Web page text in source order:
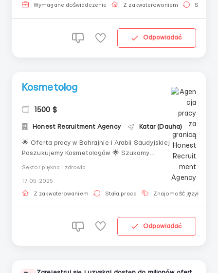
pracy: 6/1, zakwaterowanie, przejazd, wiz...
Wymagane doświadczenie Z zakwaterowaniem Stała
Odpowiadać
Kosmetolog
1500 $
Honest Recruitment Agency Katar (Dauha)
🌟 Oferta pracy w Bahrajnie i Arabii Saudyjskiej —
Poszukujemy Kosmetologów 🌟 Szukamy
profesjonalnych kosmetologów do pracy w prestiżowym
salonie w Królestwie Bahrajnu. Jeśli pasjonujesz się
branżą beauty oraz masz doświadczenie w
świadczeniu usług najwyższej jakości dla klientów —
Sektor piękna i zdrowia
17-05-2025
Z zakwaterowaniem Stała praca Znajomość języka
Odpowiadać